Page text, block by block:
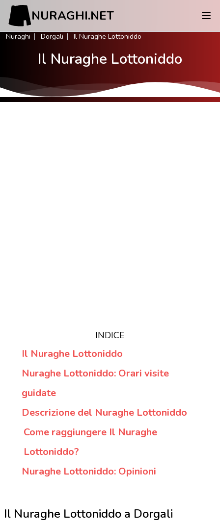
NURAGHI.NET
Nuraghi Dorgali Il Nuraghe Lottoniddo
Il Nuraghe Lottoniddo
INDICE
Il Nuraghe Lottoniddo
Nuraghe Lottoniddo: Orari visite
guidate
Descrizione del Nuraghe Lottoniddo
Come raggiungere Il Nuraghe
Lottoniddo?
Nuraghe Lottoniddo: Opinioni
Il Nuraghe Lottoniddo a Dorgali